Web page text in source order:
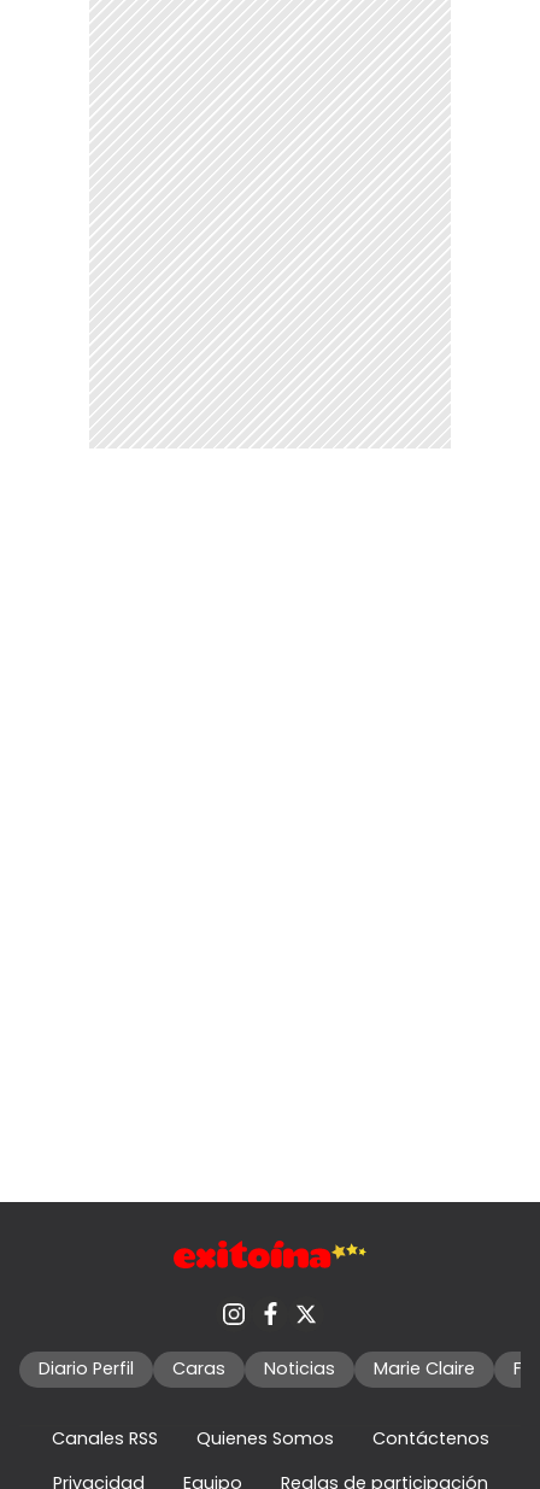
Diario Perfil Caras Noticias Marie Claire
Canales RSS Quienes Somos
Contáctenos
Privacidad
Equipo Reglas de participación